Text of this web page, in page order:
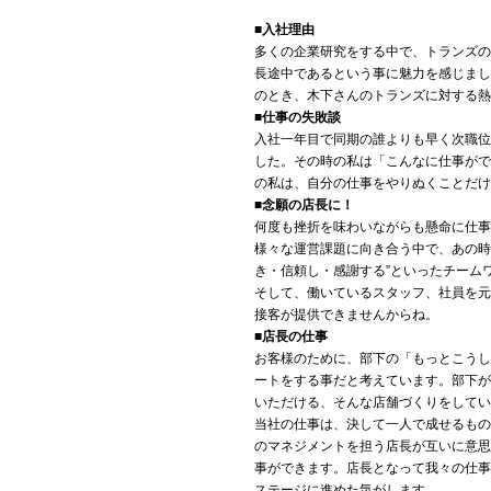
■入社理由
多くの企業研究をする中で、トランズ
長途中であるという事に魅力を感じま
のとき、木下さんのトランズに対する
■仕事の失敗談
入社一年目で同期の誰よりも早く次職
した。その時の私は「こんなに仕事が
の私は、自分の仕事をやりぬくことだ
■念願の店長に！
何度も挫折を味わいながらも懸命に仕
様々な運営課題に向き合う中で、あの
き・信頼し・感謝する”といったチー
そして、働いているスタッフ、社員を
接客が提供できませんからね。
■店長の仕事
お客様のために、部下の「もっとこう
ートをする事だと考えています。部下
いただける、そんな店舗づくりをして
当社の仕事は、決して一人で成せるも
のマネジメントを担う店長が互いに意
事ができます。店長となって我々の仕